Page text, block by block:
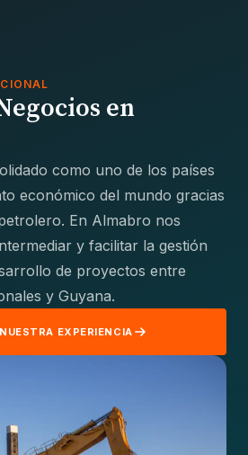
en
como uno de los países
económico del mundo gracias
En Almabro nos
y facilitar la gestión
de proyectos entre
y Guyana.
EXPERIENCIA